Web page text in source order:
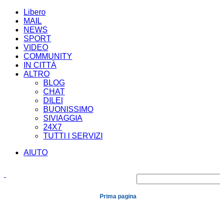
Libero
MAIL
NEWS
SPORT
VIDEO
COMMUNITY
IN CITTÀ
ALTRO
BLOG
CHAT
DILEI
BUONISSIMO
SIVIAGGIA
24X7
TUTTI I SERVIZI
AIUTO
Prima pagina